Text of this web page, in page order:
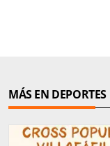
MÁS EN DEPORTES